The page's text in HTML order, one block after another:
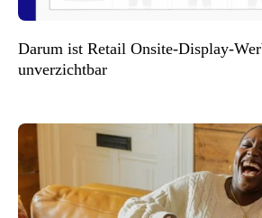
Darum ist Retail Onsite-Display-
unverzichtbar